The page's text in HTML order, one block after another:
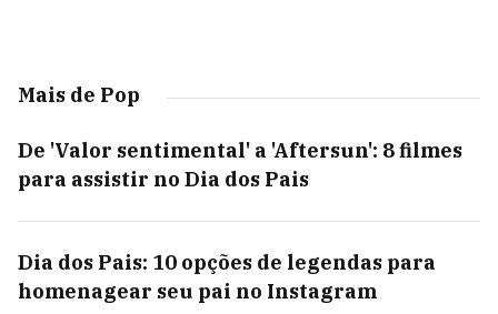
Mais de Pop
De 'Valor sentimental' a 'Aftersun': 8 filmes
para assistir no Dia dos Pais
Dia dos Pais: 10 opções de legendas para
homenagear seu pai no Instagram